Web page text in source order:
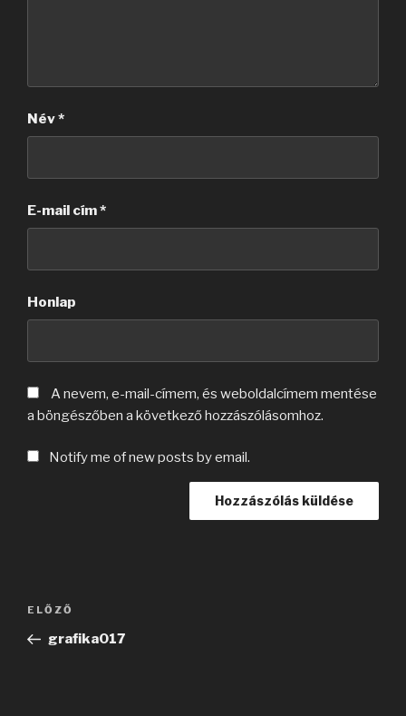
Név*
E-mail cím*
Honlap
A nevem, e-mail-címem, és weboldalcímem mentése
a böngészőben a következő hozzászólásomhoz.
Notify me of new posts by email.
Bejegyzés
Korábbi
bejegyzés
ELŐZŐ
grafika017